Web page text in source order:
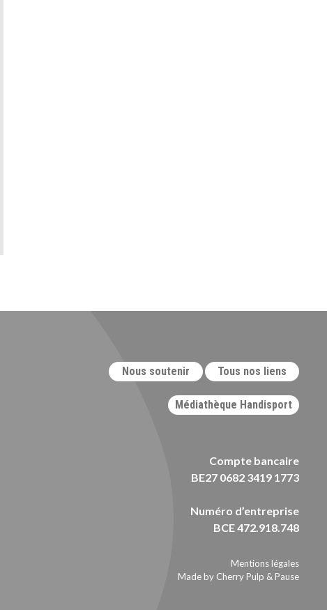
Nous soutenir Tous nos liens
Médiathèque Handisport
Compte bancaire
BE27 0682 3419 1773
Numéro d’entreprise
BCE 472.918.748
Mentions légales
Made by Cherry Pulp & Pause